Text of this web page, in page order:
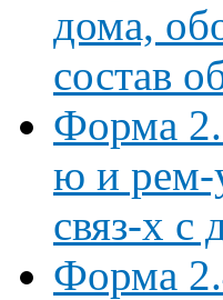
дома,
состав
Форма
ю и рем-
связ-х с
Форма